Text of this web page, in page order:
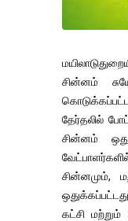
சின்னம்
தேர்தலில்
சின்னம்
சின்னமும்,
கட்சி மற்றும்